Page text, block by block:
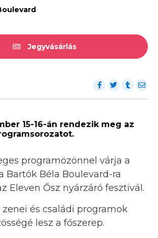
Jegyvásárlás
15-16-án rendezik meg az
programözönnel várja a
Bartók Béla Boulevard-ra
Eleven Ősz nyárzáró fesztivál.
és családi programok
lesz a főszerep.